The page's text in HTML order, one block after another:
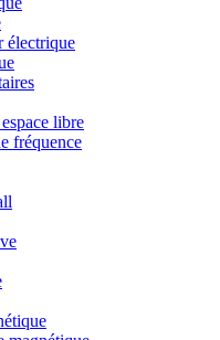
électrique
libre
fréquence